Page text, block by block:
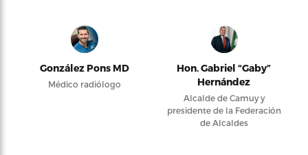
González Pons MD
Médico radiólogo
Hon. Gabriel “Gaby”
Hernández
Alcalde de Camuy y
presidente de la Federación
de Alcaldes